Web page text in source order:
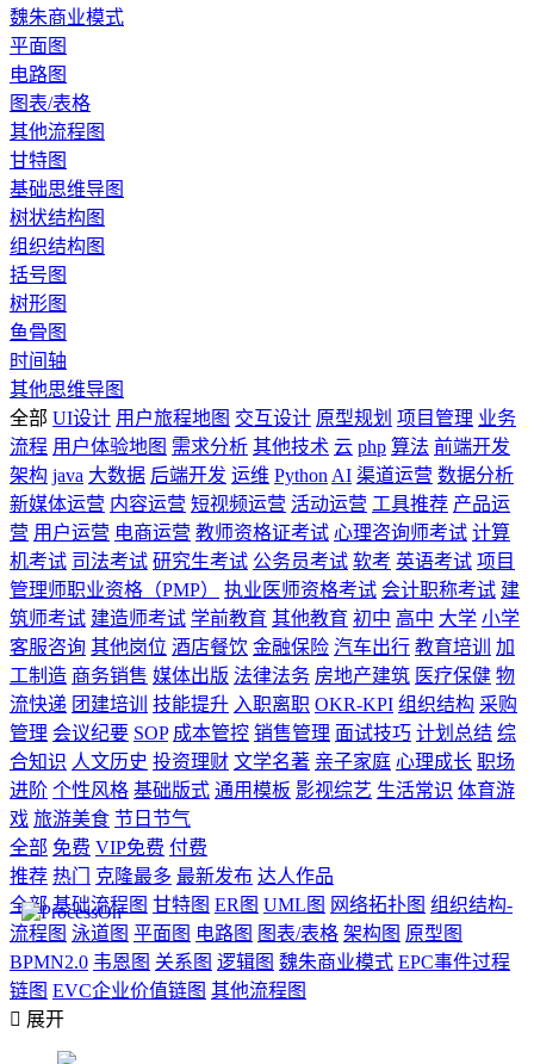
魏朱商业模式
平面图
电路图
图表/表格
其他流程图
甘特图
基础思维导图
树状结构图
组织结构图
括号图
树形图
鱼骨图
时间轴
其他思维导图
全部 UI设计 用户旅程地图 交互设计 原型规划 项目管理 业务
流程 用户体验地图 需求分析 其他技术 云 php 算法 前端开发
架构 java 大数据 后端开发 运维 Python AI 渠道运营 数据分析
新媒体运营 内容运营 短视频运营 活动运营 工具推荐 产品运
营 用户运营 电商运营 教师资格证考试 心理咨询师考试 计算
机考试 司法考试 研究生考试 公务员考试 软考 英语考试 项目
管理师职业资格（PMP）
执业医师资格考试 会计职称考试 建
筑师考试 建造师考试 学前教育 其他教育 初中 高中 大学 小学
客服咨询 其他岗位 酒店餐饮 金融保险 汽车出行 教育培训
加
工制造 商务销售 媒体出版 法律法务 房地产建筑 医疗保健 物
流快递 团建培训 技能提升 入职离职 OKR-KPI 组织结构 采购
管理 会议纪要 SOP 成本管控 销售管理 面试技巧 计划总结 综
合知识 人文历史 投资理财 文学名著 亲子家庭 心理成长 职场
进阶 个性风格 基础版式 通用模板 影视综艺 生活常识 体育游
戏 旅游美食 节日节气
全部 免费 VIP免费 付费
推荐 热门 克隆最多 最新发布 达人作品
全部 基础流程图 甘特图 ER图 UML图 网络拓扑图 组织结构-
流程图 泳道图 平面图 电路图 图表/表格 架构图 原型图
BPMN2.0 韦恩图 关系图 逻辑图 魏朱商业模式 EPC事件过程
链图 EVC企业价值链图 其他流程图
 展开